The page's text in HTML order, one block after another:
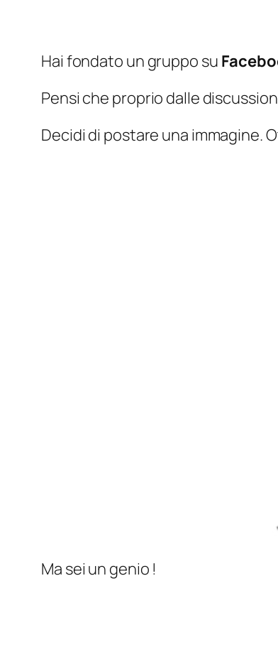
Hai fondato un gruppo su
Pensi che proprio dalle
Decidi di postare una immagine.
Ma sei un genio !